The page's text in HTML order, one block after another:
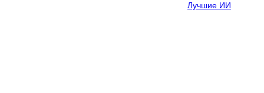
Лучшие ИИ